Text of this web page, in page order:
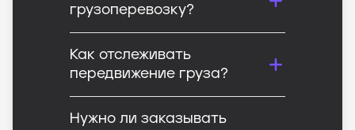
грузоперевозку?
Как отслеживать
передвижение груза?
Нужно ли заказывать